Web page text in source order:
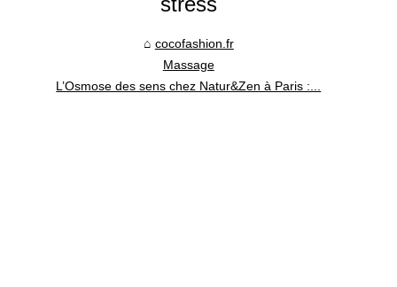
cocofashion.fr
Massage
L’Osmose des sens chez Natur&Zen à Paris :...